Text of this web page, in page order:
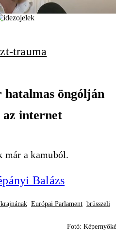
trauma
öngólján
az internet
már a kamuból.
Balázs
Európai Parlament brüsszeli
Fotó: